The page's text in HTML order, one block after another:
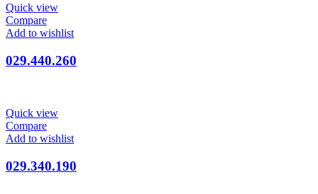
Quick view
Compare
Add to wishlist
029.440.260
Quick view
Compare
Add to wishlist
029.340.190